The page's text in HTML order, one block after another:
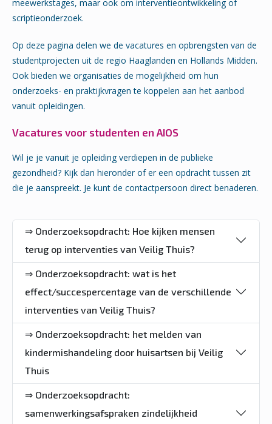
meewerkstages, maar ook om interventieontwikkeling of
scriptieonderzoek.
Op deze pagina delen we de vacatures en opbrengsten van de
studentprojecten uit de regio Haaglanden en Hollands Midden.
Ook bieden we organisaties de mogelijkheid om hun
onderzoeks- en praktijkvragen te koppelen aan het aanbod
vanuit opleidingen.
Vacatures voor studenten en AIOS
Wil je je vanuit je opleiding verdiepen in de publieke
gezondheid? Kijk dan hieronder of er een opdracht tussen zit
die je aanspreekt. Je kunt de contactpersoon direct benaderen.
⇒ Onderzoeksopdracht: Hoe kijken mensen
terug op interventies van Veilig Thuis?
⇒ Onderzoeksopdracht: wat is het
effect/succespercentage van de verschillende
interventies van Veilig Thuis?
⇒ Onderzoeksopdracht: het melden van
kindermishandeling door huisartsen bij Veilig
Thuis
⇒ Onderzoeksopdracht:
samenwerkingsafspraken zindelijkheid